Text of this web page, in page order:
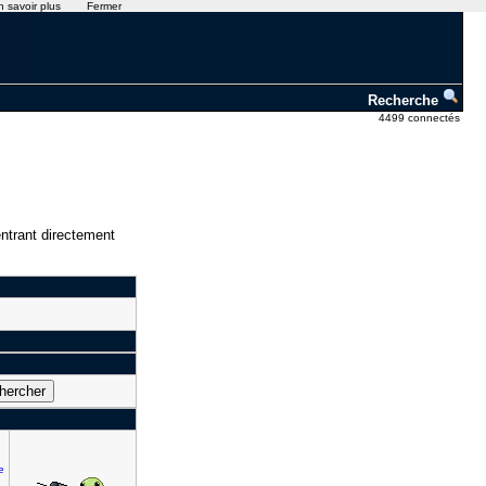
Recherche
4499 connectés
directement
savoir plus Fermer